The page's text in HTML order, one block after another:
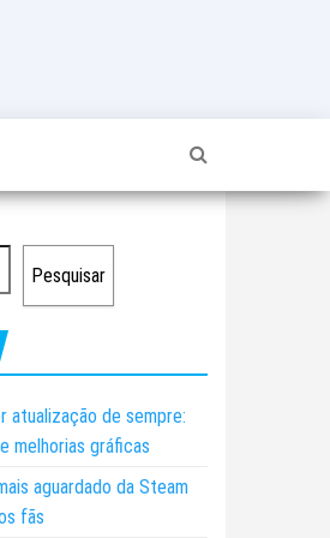
Pesquisar
atualização de sempre:
melhorias gráficas
aguardado da Steam
fãs